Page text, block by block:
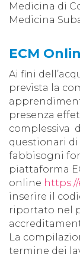
Medicina di
Medicina
ECM
Ai fini
prevista la
presenza
complessiva
questionari di
fabbisogni
piattaforma
online
inserire il
riportato nel
La
termine dei